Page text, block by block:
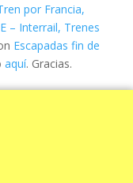
por Francia,
– Interrail, Trenes
Escapadas fin de
aquí. Gracias.